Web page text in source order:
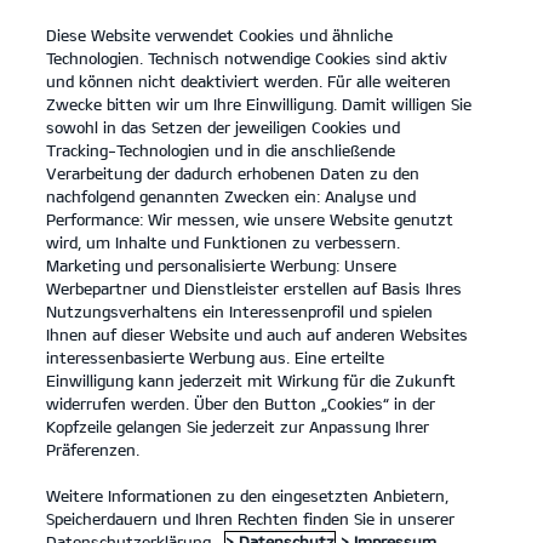
open
menu
KONTAKT
... ANGEBOTE
KIA SERVICEANGEBOTE
Angebote
Unsere Service Angebote.
Wir haben eine Reihe von Service Angeboten für Kia Besitzer,
Diese Website verwendet Cookies und ähnliche
Technologien. Technisch notwendige Cookies sind aktiv
und können nicht deaktiviert werden. Für alle weiteren
Zwecke bitten wir um Ihre Einwilligung. Damit willigen Sie
sowohl in das Setzen der jeweiligen Cookies und
Tracking-Technologien und in die anschließende
Verarbeitung der dadurch erhobenen Daten zu den
nachfolgend genannten Zwecken ein: Analyse und
Performance: Wir messen, wie unsere Website genutzt
wird, um Inhalte und Funktionen zu verbessern.
Marketing und personalisierte Werbung: Unsere
Werbepartner und Dienstleister erstellen auf Basis Ihres
Nutzungsverhaltens ein Interessenprofil und spielen
Ihnen auf dieser Website und auch auf anderen Websites
interessenbasierte Werbung aus. Eine erteilte
Einwilligung kann jederzeit mit Wirkung für die Zukunft
widerrufen werden. Über den Button „Cookies“ in der
Kopfzeile gelangen Sie jederzeit zur Anpassung Ihrer
Präferenzen.
Weitere Informationen zu den eingesetzten Anbietern,
Speicherdauern und Ihren Rechten finden Sie in unserer